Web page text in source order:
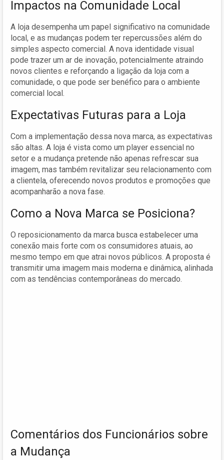
Impactos na Comunidade Local
A loja desempenha um papel significativo na comunidade
local, e as mudanças podem ter repercussões além do
simples aspecto comercial. A nova identidade visual
pode trazer um ar de inovação, potencialmente atraindo
novos clientes e reforçando a ligação da loja com a
comunidade, o que pode ser benéfico para o ambiente
comercial local.
Expectativas Futuras para a Loja
Com a implementação dessa nova marca, as expectativas
são altas. A loja é vista como um player essencial no
setor e a mudança pretende não apenas refrescar sua
imagem, mas também revitalizar seu relacionamento com
a clientela, oferecendo novos produtos e promoções que
acompanharão a nova fase.
Como a Nova Marca se Posiciona?
O reposicionamento da marca busca estabelecer uma
conexão mais forte com os consumidores atuais, ao
mesmo tempo em que atrai novos públicos. A proposta é
transmitir uma imagem mais moderna e dinâmica, alinhada
com as tendências contemporâneas do mercado.
Comentários dos Funcionários sobre
a Mudança